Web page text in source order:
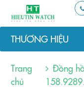
THƯƠNG HIỆU
Trang
chủ
Đồng